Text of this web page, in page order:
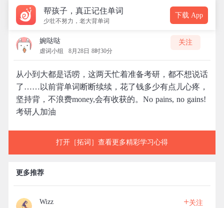
帮孩子，真正记住单词
少壮不努力，老大背单词
下载 App
婉哒哒
虐词小组 8月28日 8时30分
关注
从小到大都是话唠，这两天忙着准备考研，都不想说话
了……以前背单词断断续续，花了钱多少有点儿心疼，
坚持背，不浪费money,会有收获的。No pains, no gains!
考研人加油
打开［拓词］查看更多精彩学习心得
更多推荐
Wizz +关注